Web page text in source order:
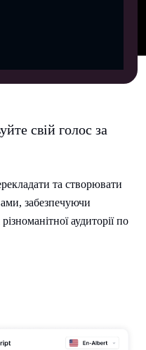
свій голос за
та створювати
забезпечуючи
аудиторії по